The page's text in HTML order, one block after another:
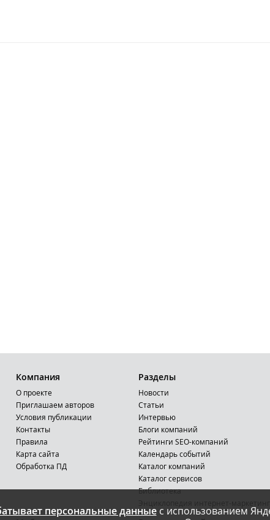
персональные данныес использованием
Компания
О проекте
Приглашаем авторов
Условия публикации
Контакты
Правила
Карта сайта
Обработка ПД
Разделы
Новости
Статьи
Интервью
Блоги компаний
Рейтинги SEO-компаний
Календарь событий
Каталог компаний
Каталог сервисов
Библиотека